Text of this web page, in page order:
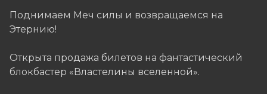
Поднимаем Меч силы и возвращаемся на
Этернию!
Открыта продажа билетов на фантастический
блокбастер «Властелины вселенной».